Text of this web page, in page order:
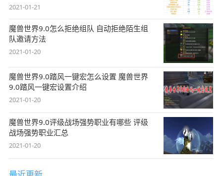
2021-01-21
魔兽世界9.0怎么拒绝组队 自动拒绝陌生组
队邀请方法
2021-01-20
魔兽世界9.0踏风一键宏怎么设置 魔兽世界
9.0踏风一键宏设置介绍
2021-01-20
魔兽世界9.0评级战场强势职业有哪些 评级
战场强势职业汇总
2021-01-20